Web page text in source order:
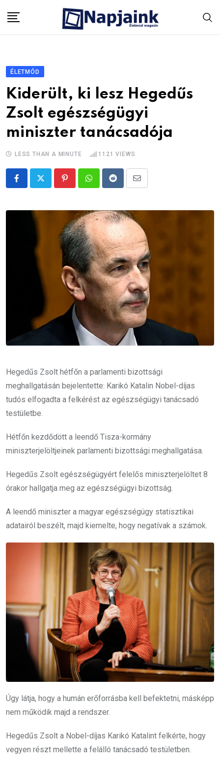
ÉLETMÓD
Kiderült, ki lesz Hegedűs
Zsolt egészségügyi
miniszter tanácsadója
LESS THAN A MINUTE 1121 VIEWS
PinterestWhatsappRedditShare
Email
Hegedűs Zsolt hétfőn a parlamenti bizottsági
meghallgatásán bejelentette: Karikó Katalin Nobel-díjas
tudós elfogadta a felkérést az egészségügyi tanácsadó
testületbe.
Hétfőn kezdődött a leendő Tisza-kormány
miniszterjelöltjeinek parlamenti bizottsági meghallgatása.
Hegedűs Zsolt egészségügyért felelős miniszterjelöltet 8
órakor hallgatja meg az egészségügyi bizottság.
A leendő miniszter a magyar egészségügy statisztikai
adatairól beszélt, majd kiemelte, hogy negatívak a számok.
Úgy látja, hogy a humán erőforrásba kell befektetni, másképp
nem működik majd a rendszer.
Hegedűs Zsolt a Nobel-díjas Karikó Katalint felkérte, hogy
vegyen részt mellette a felálló tanácsadó testületben.